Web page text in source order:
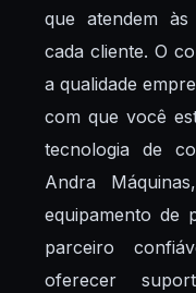
que atendem às
cada cliente. O
a qualidade
com que você
tecnologia de
Andra
equipamento de
parceiro
oferecer